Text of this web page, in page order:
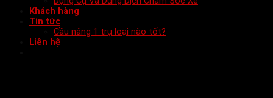
Khách hàng
Tin tức
Cầu nâng 1 trụ loại nào tốt?
Liên hệ